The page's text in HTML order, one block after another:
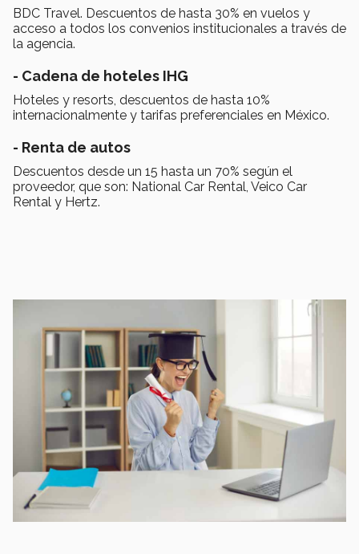
BDC Travel. Descuentos de hasta 30% en vuelos y
acceso a todos los convenios institucionales a través de
la agencia.
- Cadena de hoteles IHG
Hoteles y resorts, descuentos de hasta 10%
internacionalmente y tarifas preferenciales en México.
- Renta de autos
Descuentos desde un 15 hasta un 70% según el
proveedor, que son: National Car Rental, Veico Car
Rental y Hertz.